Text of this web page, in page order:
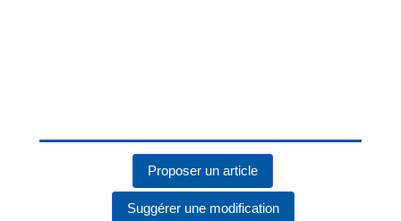
Proposer un article
Suggérer une modification